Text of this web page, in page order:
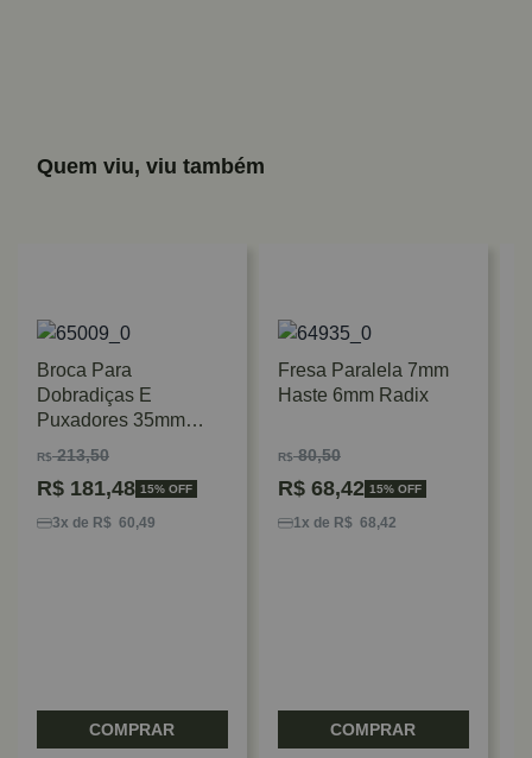
Quem viu, viu também
Broca Para
Dobradiças E
Puxadores 35mm
Com Riscador
Separado Radix
R$213,50
R$ 181,48 15% OFF
3x de R$ 60,49
COMPRAR
Fresa Paralela 7mm
Haste 6mm Radix
R$80,50
R$ 68,42 15% OFF
1x de R$ 68,42
COMPRAR